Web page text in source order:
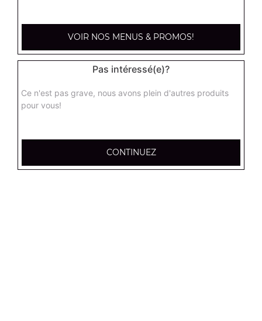
13.00€
Base sauce tomate, boeuf, jambon, poulet, merguez
supreme sucuk médium
Base sauce tomate, oignons, poivrons, champignons,
VOIR NOS MENUS & PROMOS!
Pas intéressé(e)?
Ce n'est pas grave, nous avons plein d'autres produits
pour vous!
CONTINUEZ